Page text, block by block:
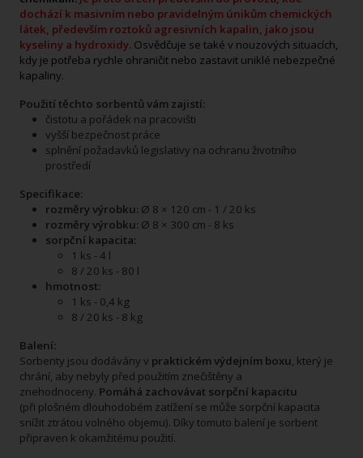
dochází k masivním nebo pravidelným únikům chemických
látek, především roztoků agresivních kapalin, jako jsou
kyseliny a hydroxidy. Osvědčuje se také v nouzových situacích,
kdy je potřeba rychle ohraničit nebo zastavit uniklé nebezpečné
kapaliny.
Použití těchto sorbentů vám zajistí:
čistotu a pořádek na pracovišti
vyšší bezpečnost práce
splnění požadavků legislativy na ochranu životního
prostředí
Specifikace:
rozměry výrobku: Ø 8 × 120 cm - 1 / 20 ks
rozměry výrobku: Ø 8 × 300 cm - 8 ks
sorpční kapacita:
1 ks - 4 l
8 / 20 ks - 80 l
hmotnost:
1 ks - 0,4 kg
8 / 20 ks - 8 kg
Balení:
Sorbenty jsou dodávány v praktickém výdejním boxu, který je
chrání, aby nebyly před použitím znečištěny a
znehodnoceny. Pomáhá zachovávat sorpční kapacitu
(při plošném dlouhodobém zatížení se může sorpční kapacita
snížit ztrátou volného objemu). Díky tomuto balení je sorbent
připraven k okamžitému použití.